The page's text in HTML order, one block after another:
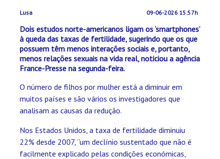
Lusa 09-06-2026 15:57h
Dois estudos norte-americanos ligam os ‘smartphones’
à queda das taxas de fertilidade, sugerindo que os que
possuem têm menos interações sociais e, portanto,
menos relações sexuais na vida real, noticiou a agência
France-Presse na segunda-feira.
O número de filhos por mulher está a diminuir em
muitos países e são vários os investigadores que
analisam as causas da redução.
Nos Estados Unidos, a taxa de fertilidade diminuiu
22% desde 2007, “um declínio sustentado que não é
facilmente explicado pelas condições económicas,